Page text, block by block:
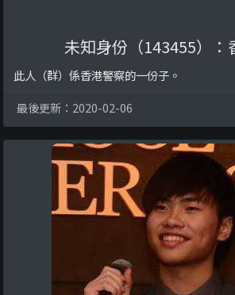
未知身份（143455）：
此人（群）係香港警察的一份子。
最後更新：2020-02-06